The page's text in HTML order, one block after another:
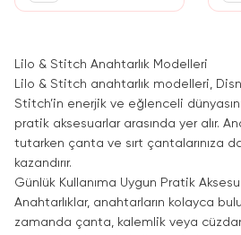
Lilo & Stitch Anahtarlık Modelleri
Lilo & Stitch anahtarlık modelleri,
Stitch’in enerjik ve eğlenceli
pratik aksesuarlar arasında yer alır.
tutarken çanta ve sırt çantalarınıza
kazandırır.
Günlük Kullanıma Uygun Pratik
Anahtarlıklar, anahtarların kolayca
zamanda çanta, kalemlik veya